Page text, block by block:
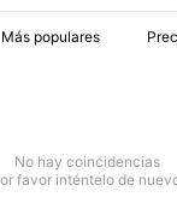
Más populares
No hay coincidencias
favor inténtelo de